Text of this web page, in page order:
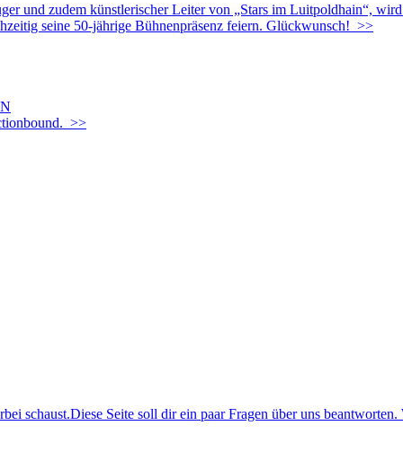
und zudem künstlerischer Leiter von „Stars im Luitpoldhain“,
seine 50-jährige Bühnenpräsenz feiern. Glückwunsch! >>
>>
schaust.Diese Seite soll dir ein paar Fragen über uns